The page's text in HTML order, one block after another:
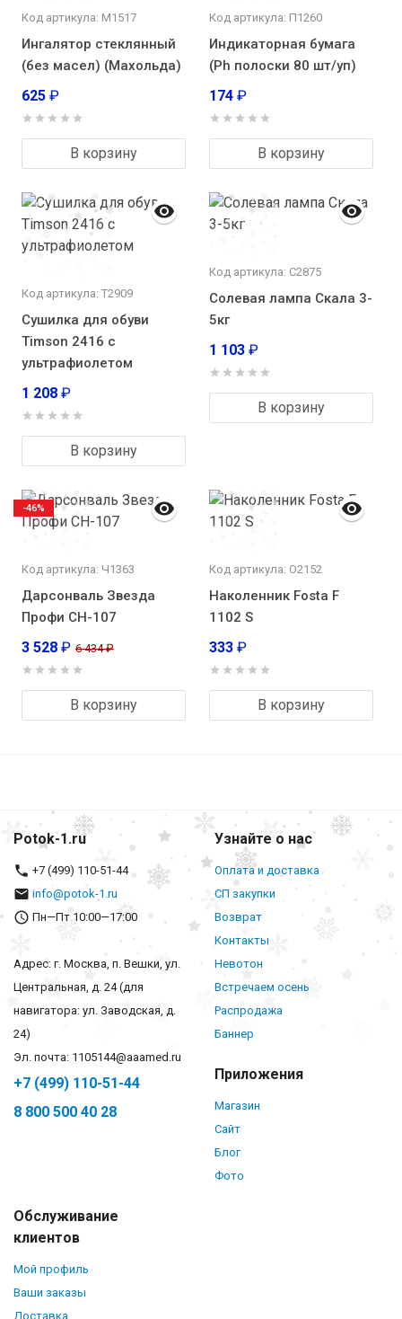
Код артикула: М1517
Ингалятор стеклянный
(без масел) (Махольда)
625 ₽
В корзину
Код артикула: П1260
Индикаторная бумага
(Ph полоски 80 шт/уп)
174 ₽
В корзину
Код артикула: Т2909
Сушилка для обуви
Timson 2416 с
ультрафиолетом
1 208 ₽
В корзину
Код артикула: С2875
Солевая лампа Скала 3-
5кг
1 103 ₽
В корзину
Код артикула: Ч1363
Дарсонваль Звезда
Профи CH-107
3 528 ₽ 6 434₽
В корзину
-46%
Код артикула: О2152
Наколенник Fosta F
1102 S
333 ₽
В корзину
Potok-1.ru
+7 (499) 110-51-44
info@potok-1.ru
Пн—Пт 10:00—17:00
Адрес: г. Москва, п. Вешки, ул.
Центральная, д. 24 (для
навигатора: ул. Заводская, д.
24)
Эл. почта: 1105144@aaamed.ru
+7 (499) 110-51-44
8 800 500 40 28
Узнайте о нас
Оплата и доставка
СП закупки
Возврат
Контакты
Невотон
Встречаем осень
Распродажа
Баннер
Приложения
Магазин
Сайт
Блог
Фото
Обслуживание
клиентов
Мой профиль
Ваши заказы
Доставка